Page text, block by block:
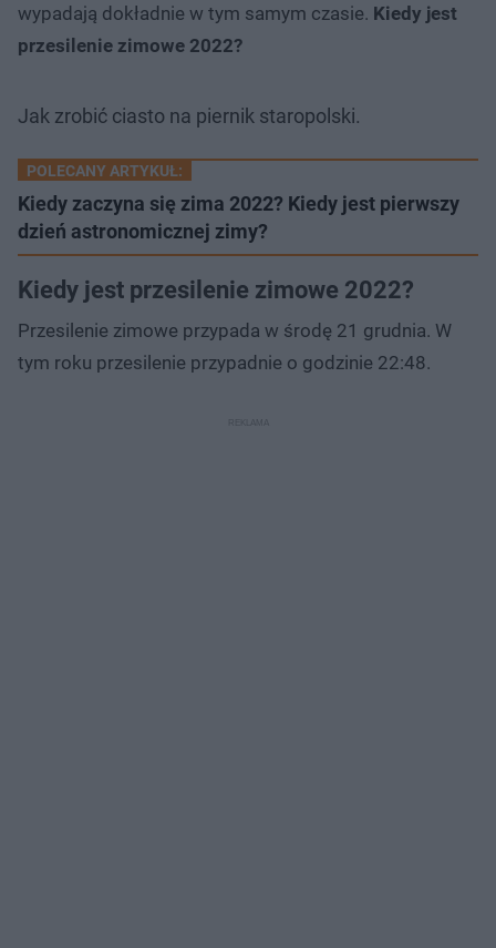
wypadają dokładnie w tym samym czasie. Kiedy jest
przesilenie zimowe 2022?
Jak zrobić ciasto na piernik staropolski.
POLECANY ARTYKUŁ:
Kiedy zaczyna się zima 2022? Kiedy jest pierwszy
dzień astronomicznej zimy?
Kiedy jest przesilenie zimowe 2022?
Przesilenie zimowe przypada w środę 21 grudnia. W
tym roku przesilenie przypadnie o godzinie 22:48.